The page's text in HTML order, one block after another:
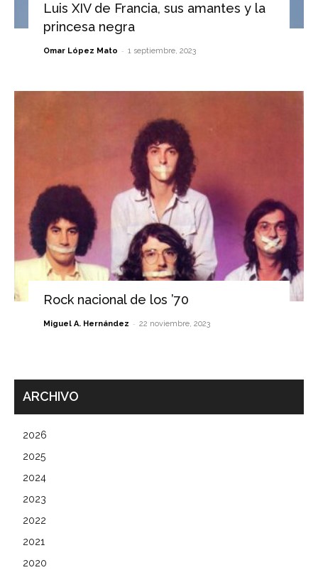
Luis XIV de Francia, sus amantes y la
princesa negra
Omar López Mato - 1 septiembre, 2023
Rock nacional de los ’70
Miguel A. Hernández - 22 noviembre, 2023
ARCHIVO
2026
2025
2024
2023
2022
2021
2020